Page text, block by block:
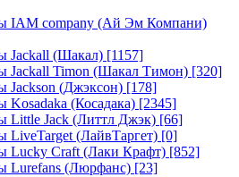
IAM company (Ай Эм Компани)
Jackall (Шакал) [1157]
Jackall Timon (Шакал Тимон) [320]
Jackson (Джэксон) [178]
Kosadaka (Косадака) [2345]
Little Jack (Литтл Джэк) [66]
LiveTarget (ЛайвТаргет) [0]
Lucky Craft (Лаки Крафт) [852]
Lurefans (Люрфанс) [23]